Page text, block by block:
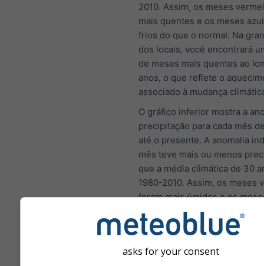
2010. Assim, os meses
mais quentes e os meses
frios do que o normal. Na
dos locais, você encontrará
de meses mais quentes ao
anos, o que reflete o
associado à mudança
O gráfico inferior mostra a
precipitação para cada mês
até o presente. A anomalia
mês teve mais ou menos
que a média climática de 30
1980-2010. Assim, os meses
foram mais úmidos e os
mais secos do que o normal.
asks for your consent